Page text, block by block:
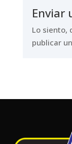
Enviar
Lo siento,
publicar